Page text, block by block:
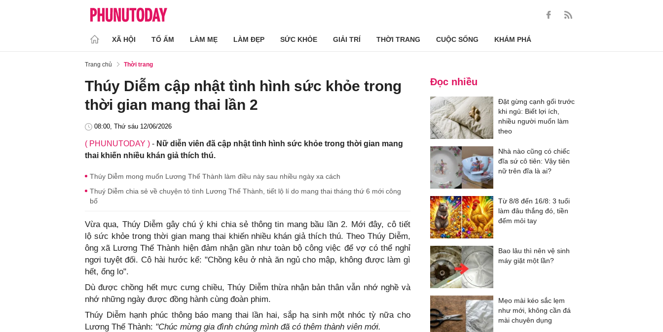
XÃ HỘI TỔ ẤM LÀM MẸ LÀM ĐẸP SỨC KHỎE GIẢI TRÍ THỜI TRANG CUỘC SỐNG KHÁM PHÁ
Trang chủ Thời trang
Thúy Diễm cập nhật tình hình sức khỏe trong
thời gian mang thai lần 2
08:00, Thứ sáu 12/06/2026
( PHUNUTODAY ) - Nữ diễn viên đã cập nhật tình hình sức khỏe trong thời gian mang
thai khiến nhiều khán giả thích thú.
Thúy Diễm mong muốn Lương Thế Thành làm điều này sau nhiều ngày xa cách
Thuý Diễm chia sẻ về chuyện tỏ tình Lương Thế Thành, tiết lộ lí do mang thai tháng thứ 6 mới công
bố
Vừa qua, Thúy Diễm gây chú ý khi chia sẻ thông tin mang bầu lần 2. Mới đây, cô tiết
lộ sức khỏe trong thời gian mang thai khiến nhiều khán giả thích thú. Theo Thúy Diễm,
ông xã Lương Thế Thành hiện đảm nhận gần như toàn bộ công việc để vợ có thể nghỉ
ngơi tuyệt đối. Cô hài hước kể: "Chồng kêu ở nhà ăn ngủ cho mập, không được làm gì
hết, ổng lo".
Dù được chồng hết mực cưng chiều, Thúy Diễm thừa nhận bản thân vẫn nhớ nghề và
nhớ những ngày được đồng hành cùng đoàn phim.
Thúy Diễm hạnh phúc thông báo mang thai lần hai, sắp hạ sinh một nhóc tỳ nữa cho
Lương Thế Thành: "Chúc mừng gia đình chúng mình đã có thêm thành viên mới.
Đọc nhiều
Đặt gừng cạnh gối trước
khi ngủ: Biết lợi ích,
nhiều người muốn làm
theo
Nhà nào cũng có chiếc
đĩa sứ cô tiên: Vậy tiên
nữ trên đĩa là ai?
Từ 8/8 đến 16/8: 3 tuổi
làm đâu thắng đó, tiền
đếm mỏi tay
Bao lâu thì nên vệ sinh
máy giặt một lần?
Mẹo mài kéo sắc lẹm
như mới, không cần đá
mài chuyên dụng